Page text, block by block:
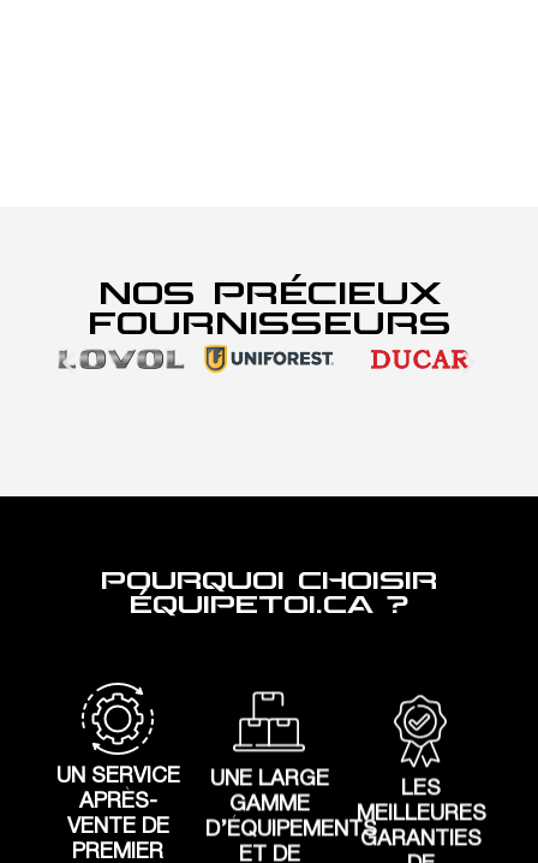
NOS PRÉCIEUX
FOURNISSEURS
POURQUOI CHOISIR
ÉQUIPETOI.CA ?
UN SERVICE
APRÈS-
VENTE DE
PREMIER
UNE LARGE
GAMME
D’ÉQUIPEMENTS
ET DE
LES
MEILLEURES
GARANTIES
DE